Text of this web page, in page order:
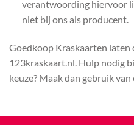
verantwoording hiervoor
niet bij ons als producent.
Goedkoop Kraskaarten laten
123kraskaart.nl. Hulp nodig
keuze? Maak dan gebruik